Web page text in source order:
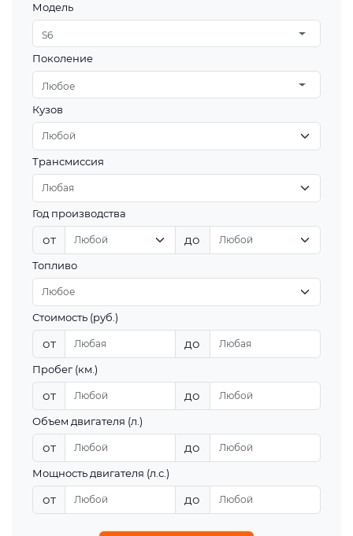
Модель
S6
Поколение
Любое
Кузов
Трансмиссия
Год производства
от до
Топливо
Стоимость (руб.)
от до
Пробег (км.)
от до
Объем двигателя (л.)
от до
Мощность двигателя (л.с.)
от до